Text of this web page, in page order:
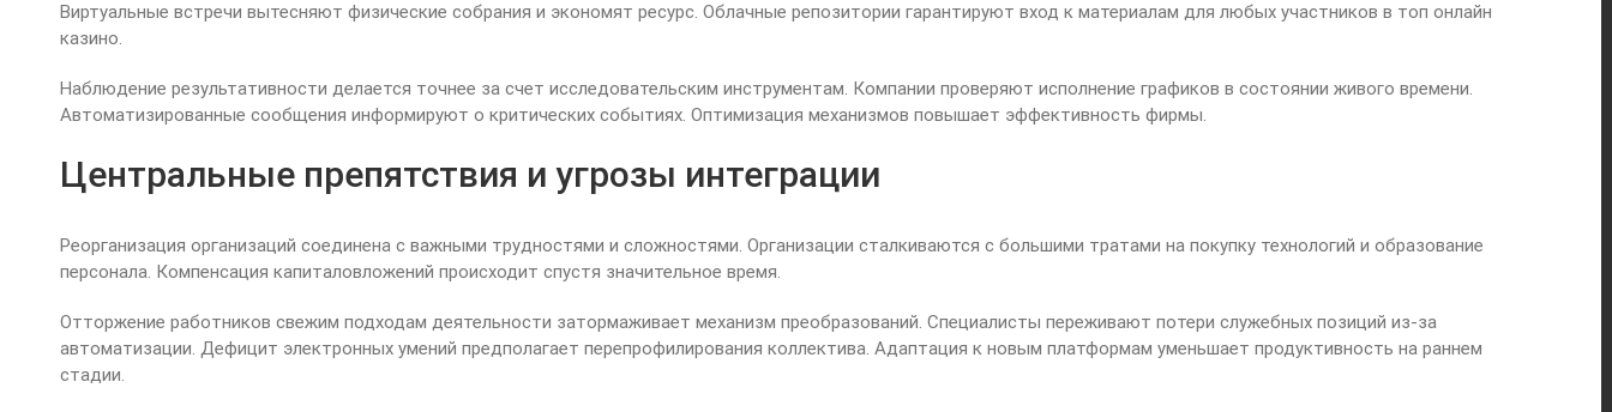
Виртуальные встречи вытесняют физические собрания и экономят ресурс. Облачные репозитории гарантируют вход к материалам для любых участников в топ онлайн
казино.
Наблюдение результативности делается точнее за счет исследовательским инструментам. Компании проверяют исполнение графиков в состоянии живого времени.
Автоматизированные сообщения информируют о критических событиях. Оптимизация механизмов повышает эффективность фирмы.
Центральные препятствия и угрозы интеграции
Реорганизация организаций соединена с важными трудностями и сложностями. Организации сталкиваются с большими тратами на покупку технологий и образование
персонала. Компенсация капиталовложений происходит спустя значительное время.
Отторжение работников свежим подходам деятельности затормаживает механизм преобразований. Специалисты переживают потери служебных позиций из-за
автоматизации. Дефицит электронных умений предполагает перепрофилирования коллектива. Адаптация к новым платформам уменьшает продуктивность на раннем
стадии.